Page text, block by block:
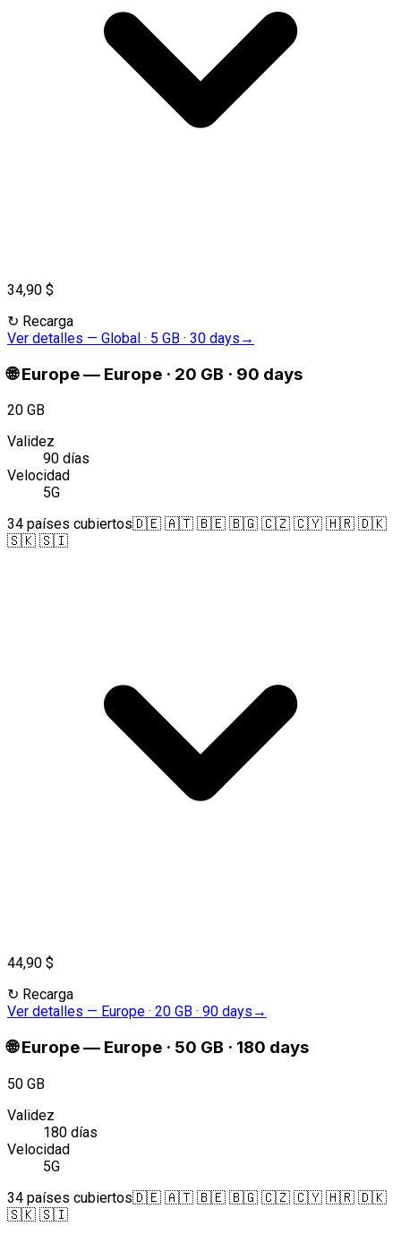
34,90 $
↻ Recarga
Ver detalles — Global · 5 GB · 30 days →
🌐 Europe— Europe · 20 GB · 90 days
20 GB
Validez
90 días
Velocidad
5G
34 países cubiertos🇩🇪 🇦🇹 🇧🇪 🇧🇬 🇨🇿 🇨🇾 🇭🇷 🇩🇰
🇸🇰 🇸🇮
44,90 $
↻ Recarga
Ver detalles — Europe · 20 GB · 90 days →
🌐 Europe— Europe · 50 GB · 180 days
50 GB
Validez
180 días
Velocidad
5G
34 países cubiertos🇩🇪 🇦🇹 🇧🇪 🇧🇬 🇨🇿 🇨🇾 🇭🇷 🇩🇰
🇸🇰 🇸🇮